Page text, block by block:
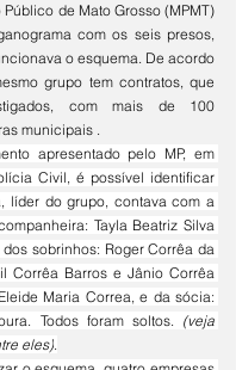
com os seis presos,
o esquema. De acordo
grupo tem contratos, que
com mais de 100
municipais .
Civil, é possível identificar
líder do grupo, contava com a
Tayla Beatriz Silva
sobrinhos: Roger Corrêa da
Corrêa Barros e Jânio Corrêa
Maria Correa, e da sócia:
Todos foram soltos. (veja
eles).